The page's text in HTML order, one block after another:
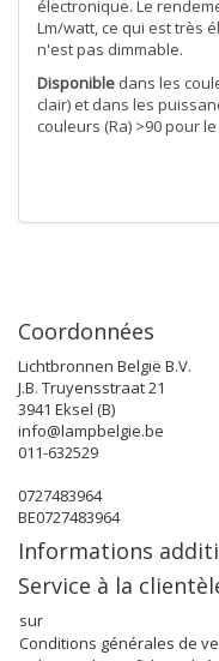
électronique. Le
Lm/watt, ce qui est très
n'est pas dimmable.
Disponible dans les
clair) et dans les
couleurs (Ra) >90 pour
Coordonnées
Lichtbronnen België B.V.
J.B. Truyensstraat 21
3941 Eksel (B)
info@lampbelgie.be
011-632529
0727483964
BE0727483964
Informations
Service à la
sur
Conditions générales de